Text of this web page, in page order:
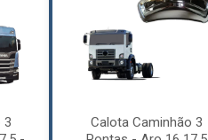
3
Calota Caminhão 3